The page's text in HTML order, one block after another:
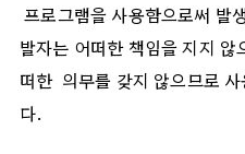
프로그램을 사용함으로써 발
발자는 어떠한 책임을 지지
떠한 의무를 갖지 않으므로
다.